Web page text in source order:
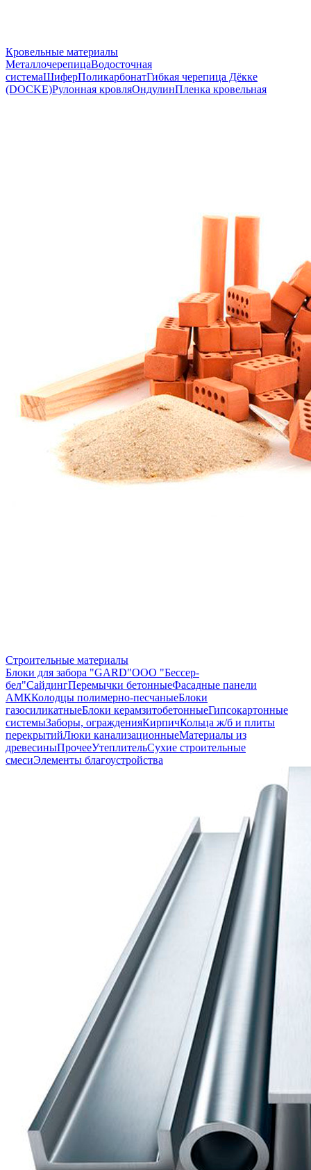
Кровельные материалы
МеталлочерепицаВодосточная
системаШиферПоликарбонатГибкая черепица Дёкке
(DOCKE)Рулонная кровляОндулинПленка кровельная
Строительные материалы
Блоки для забора "GARD"ООО "Бессер-
бел"СайдингПеремычки бетонныеФасадные панели
АМККолодцы полимерно-песчаныеБлоки
газосиликатныеБлоки керамзитобетонныеГипсокартонные
системыЗаборы, огражденияКирпичКольца ж/б и плиты
перекрытийЛюки канализационныеМатериалы из
древесиныПрочееУтеплительСухие строительные
смесиЭлементы благоустройства